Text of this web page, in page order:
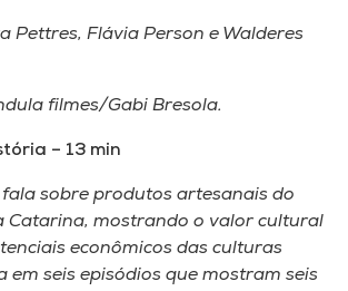
Pettres, Flávia Person e Walderes
filmes/Gabi Bresola.
– 13 min
fala sobre produtos artesanais do
Catarina, mostrando o valor cultural
econômicos das culturas
em seis episódios que mostram seis